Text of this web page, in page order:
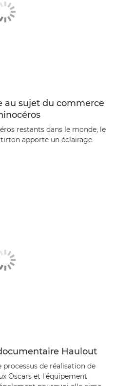
au sujet du commerce
restants dans le monde, le
apporte un éclairage
Haulout
processus de réalisation de
Oscars et l'équipement